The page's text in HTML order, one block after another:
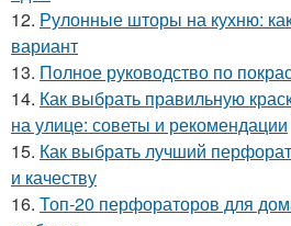
12. Рулонные шторы на кухню:
вариант
13. Полное руководство по
14. Как выбрать правильную
на улице: советы и рекомендации
15. Как выбрать лучший
и качеству
16. Топ-20 перфораторов для